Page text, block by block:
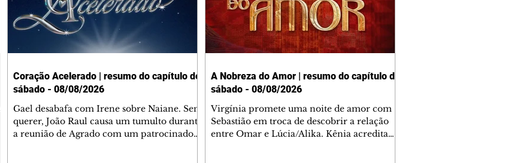
Coração Acelerado | resumo do capítulo de
sábado - 08/08/2026
Gael desabafa com Irene sobre Naiane. Sem
querer, João Raul causa um tumulto durante
a reunião de Agrado com um patrocinador.
A Nobreza do Amor | resumo do capítulo de
sábado - 08/08/2026
Virgínia promete uma noite de amor com
Sebastião em troca de descobrir a relação
entre Omar e Lúcia/Alika. Kênia acredita